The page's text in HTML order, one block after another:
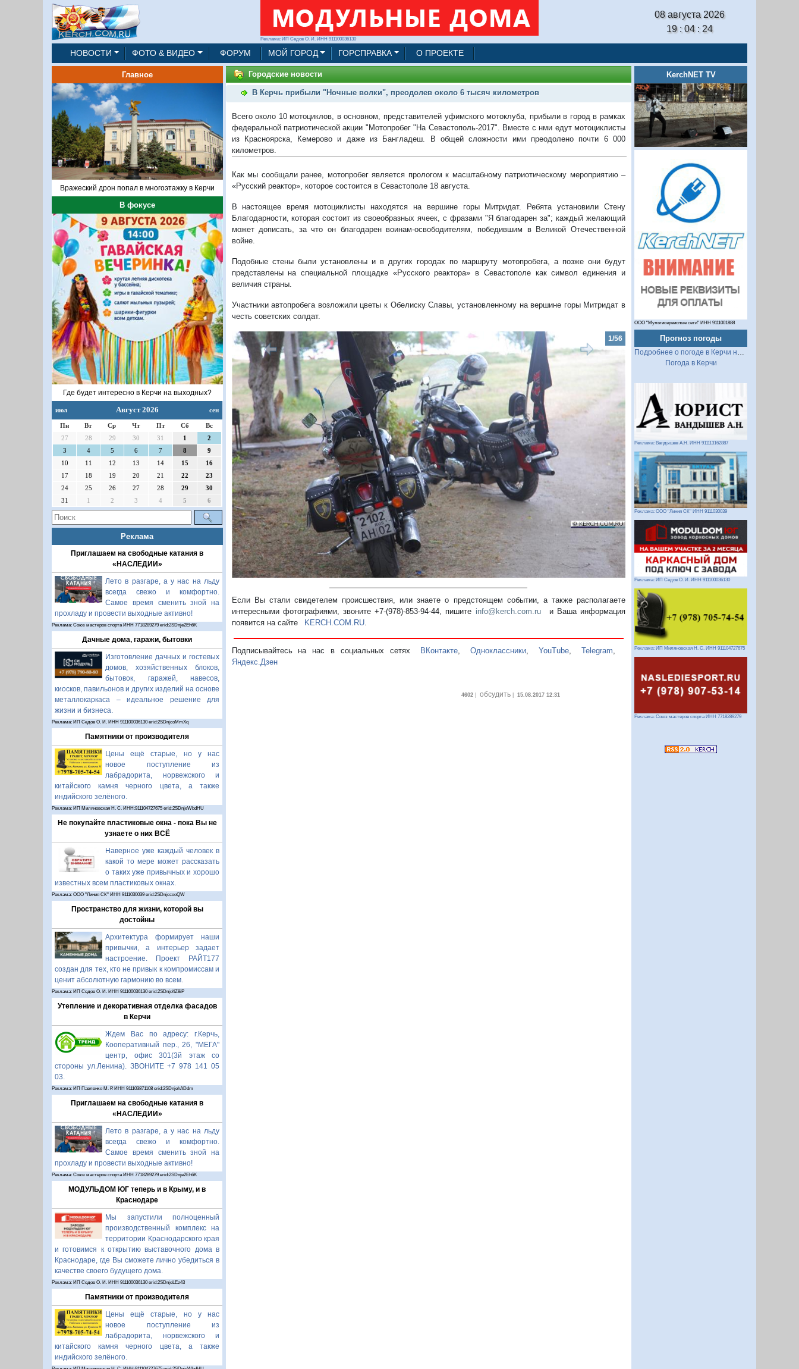
Реклама: ИП Седов О. И. ИНН 911100036130
08 августа 2026
19 : 04 : 25
НОВОСТИ ФОТО & ВИДЕО ФОРУМ МОЙ ГОРОД ГОРСПРАВКА О ПРОЕКТЕ
Главное
Вражеский дрон попал в многоэтажку в Керчи
В фокусе
Где будет интересно в Керчи на выходных?
июл Август 2026 сен
Пн Вт Ср Чт Пт Сб
Вс
27
28 29 30 31 1
2
3
4 5 6 7 8
9
10
11 12 13 14 15
16
17
18 19 20 21 22
23
24
25 26 27 28 29
30
31
1 2 3 4 5 6
Реклама
Приглашаем на свободные катания в
«НАСЛЕДИИ»
Лето в разгаре, а у нас на льду
всегда свежо и комфортно.
Самое время сменить зной на
прохладу и провести выходные активно!
Реклама: Союз мастеров спорта ИНН 7718289279 erid:2SDnje2Eh6K
Дачные дома, гаражи, бытовки
Изготовление дачных и гостевых
домов, хозяйственных блоков,
бытовок, гаражей, навесов,
киосков, павильонов и других изделий на основе
металлокаркаса – идеальное решение для
жизни и бизнеса.
Реклама: ИП Седов О. И. ИНН 911100036130 erid:2SDnjcoMmXq
Памятники от производителя
Цены ещё старые, но у нас
новое поступление из
лабрадорита, норвежского и
китайского камня черного цвета, а также
индийского зелёного.
Реклама: ИП Миляновская Н. С. ИНН:911104727675 erid:2SDnjeWbdHU
Не покупайте пластиковые окна - пока Вы не
узнаете о них ВСЁ
Наверное уже каждый человек в
какой то мере может рассказать
о таких уже привычных и хорошо
известных всем пластиковых окнах.
Реклама: ООО "Линия СК" ИНН 9111030039 erid:2SDnjccooQW
Пространство для жизни, которой вы
достойны
Архитектура формирует наши
привычки, а интерьер задает
настроение. Проект РАЙТ177
создан для тех, кто не привык к компромиссам и
ценит абсолютную гармонию во всем.
Реклама: ИП Седов О. И. ИНН 911100036130 erid:2SDnjd4Z8iP
Утепление и декоративная отделка фасадов
в Керчи
Ждем Вас по адресу: г.Керчь,
Кооперативный пер., 26, "МЕГА"
центр, офис 301(3й этаж со
стороны ул.Ленина). ЗВОНИТЕ +7 978 141 05
03.
Реклама: ИП Павленко М. Р. ИНН 911103871108 erid:2SDnjehADdm
Приглашаем на свободные катания в
«НАСЛЕДИИ»
Лето в разгаре, а у нас на льду
всегда свежо и комфортно.
Самое время сменить зной на
прохладу и провести выходные активно!
Реклама: Союз мастеров спорта ИНН 7718289279 erid:2SDnje2Eh6K
МОДУЛЬДОМ ЮГ теперь и в Крыму, и в
Краснодаре
Мы запустили полноценный
производственный комплекс на
территории Краснодарского края
и готовимся к открытию выставочного дома в
Краснодаре, где Вы сможете лично убедиться в
качестве своего будущего дома.
Реклама: ИП Седов О. И. ИНН 911100036130 erid:2SDnjeLEz43
Памятники от производителя
Цены ещё старые, но у нас
новое поступление из
лабрадорита, норвежского и
китайского камня черного цвета, а также
индийского зелёного.
Городские новости
В Керчь прибыли "Ночные волки", преодолев около 6 тысяч километров
Всего около 10 мотоциклов, в основном, представителей уфимского мотоклуба, прибыли в город в рамках
федеральной патриотической акции "Мотопробег "На Севастополь-2017". Вместе с нми едут мотоциклисты
из Красноярска, Кемерово и даже из Бангладеш. В общей сложности ими преодолено почти 6 000
километров.
Как мы сообщали ранее, мотопробег является прологом к масштабному патриотическому мероприятию –
«Русский реактор», которое состоится в Севастополе 18 августа.
В настоящее время мотоциклисты находятся на вершине горы Митридат. Ребята установили Стену
Благодарности, которая состоит из своеобразных ячеек, с фразами "Я благодарен за"; каждый желающий
может дописать, за что он благодарен воинам-освободителям, победившим в Великой Отечественной
войне.
Подобные стены были установлены и в других городах по маршруту мотопробега, а позже они будут
представлены на специальной площадке «Русского реактора» в Севастополе как символ единения и
величия страны.
Участники автопробега возложили цветы к Обелиску Славы, установленному на вершине горы Митридат в
честь советских солдат.
1/56
Предыдущий Следующий
Если Вы стали свидетелем происшествия, или знаете о предстоящем событии, а также располагаете
интересными фотографиями, звоните +7-(978)-853-94-44, пишите info@kerch.com.ru и Ваша информация
появится на сайте KERCH.COM.RU.
Подписывайтесь на нас в социальных сетях ВКонтакте Одноклассники ,YouTube ,Telegram
Яндекс.Дзен
4602| обсудить| 15.08.2017 12:31
KerchNET TV
ООО "Мультисервисные сети" ИНН 9111001888
Прогноз погоды
Подробнее о погоде в Керчи на 2 недели
Погода в Керчи
Реклама: Вандышев А.Н. ИНН 911113162887
Реклама: ООО "Линия СК" ИНН 9111030039
Реклама: ИП Седов О. И. ИНН 911100036130
Реклама: ИП Миляновская Н. С. ИНН 911104727675
Реклама: Союз мастеров спорта ИНН 7718289279